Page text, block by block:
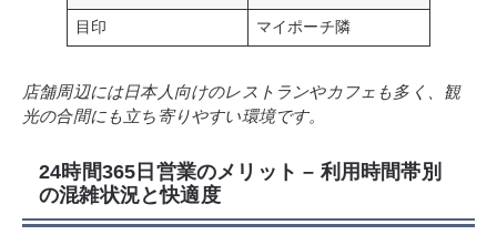
目印 マイポーチ隣
店舗周辺には日本人向けのレストランやカフェも多く、観
光の合間にも立ち寄りやすい環境です。
24時間365日営業のメリット – 利用時間帯別
の混雑状況と快適度